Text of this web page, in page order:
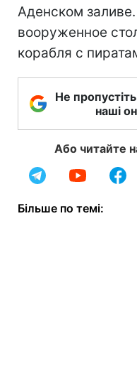
Аденском
вооруженное
корабля с
Не
наші
Або читайте
Більше по темі: